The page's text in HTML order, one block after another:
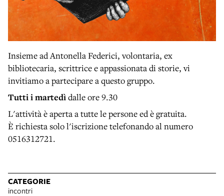
Insieme ad Antonella Federici, volontaria, ex
bibliotecaria, scrittrice e appassionata di storie, vi
invitiamo a partecipare a questo gruppo.
Tutti i martedì dalle ore 9.30
L'attività è aperta a tutte le persone ed è gratuita.
È richiesta solo l'iscrizione telefonando al numero
0516312721.
CATEGORIE
incontri